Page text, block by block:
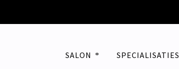
SALON SPECIALISATIES